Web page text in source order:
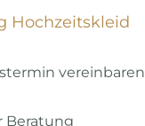
Hochzeitskleid
vereinbaren
Beratung